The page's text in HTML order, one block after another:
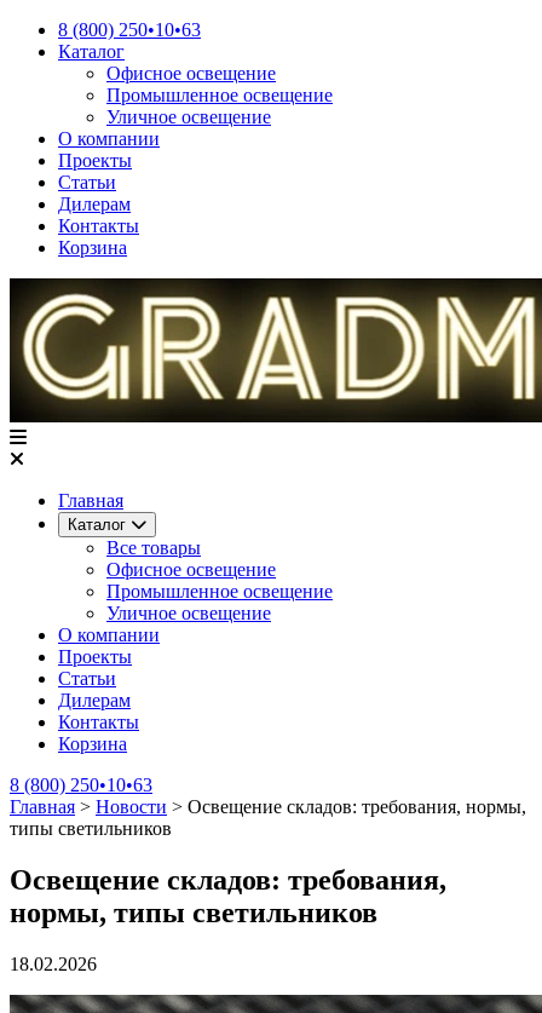
8 (800) 250•10•63
Каталог
Офисное освещение
Промышленное освещение
Уличное освещение
О компании
Проекты
Статьи
Дилерам
Контакты
Корзина
Главная
Каталог
Все товары
Офисное освещение
Промышленное освещение
Уличное освещение
О компании
Проекты
Статьи
Дилерам
Контакты
Корзина
8 (800) 250•10•63
Главная > Новости > Освещение складов: требования, нормы,
типы светильников
Освещение складов: требования,
нормы, типы светильников
18.02.2026